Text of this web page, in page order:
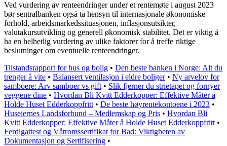
Ved vurdering av renteendringer under et rentemøte i august 2023
bør sentralbanken også ta hensyn til internasjonale økonomiske
forhold, arbeidsmarkedssituasjonen, inflasjonsutsikter,
valutakursutvikling og generell økonomisk stabilitet. Det er viktig å
ha en helhetlig vurdering av ulike faktorer for å treffe riktige
beslutninger om eventuelle renteendringer.
Tilstandsrapport for hus og bolig • Den beste banken i Norge: Alt du
trenger å vite • Balansert ventilasjon i eldre boliger• Ny arvelov for
samboere: Arv samboer vs gift • Slik fjerner du strietapet og fornyer
veggene dine • Hvordan Bli Kvitt Edderkopper: Effektive Måter å
Holde Huset Edderkoppfritt • De beste høyrentekontoene i 2023 •
Huseiernes Landsforbund – Medlemskap og Pris • Hvordan Bli
Kvitt Edderkopper: Effektive Måter å Holde Huset Edderkoppfritt •
Ferdigattest og Våtromssertifikat for Bad: Viktigheten av
Dokumentasjon og Sertifisering •